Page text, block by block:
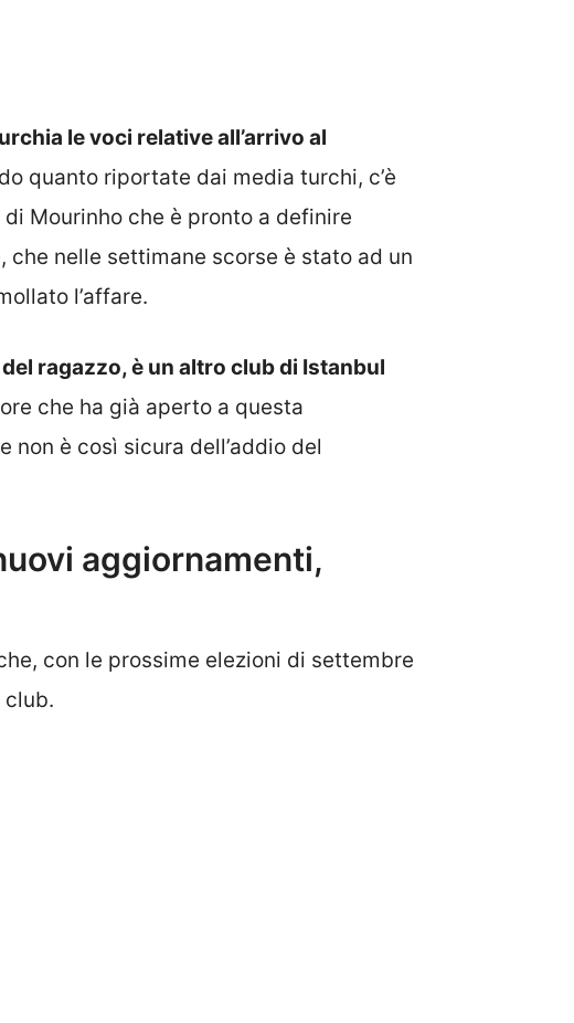
le voci relative all’arrivo al
quanto riportate dai media turchi, c’è
Mourinho che è pronto a definire
nelle settimane scorse è stato ad un
l’affare.
ragazzo, è un altro club di Istanbul
che ha già aperto a questa
non è così sicura dell’addio del
aggiornamenti,
con le prossime elezioni di settembre
club.